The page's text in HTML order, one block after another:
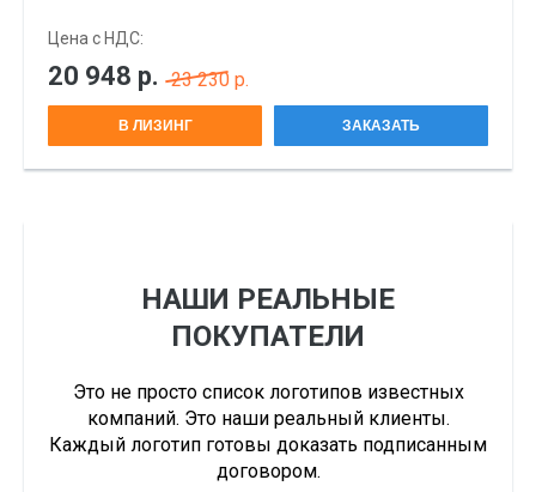
Цена с НДС:
20 948 р. 23 230 р.
В ЛИЗИНГ ЗАКАЗАТЬ
НАШИ РЕАЛЬНЫЕ
ПОКУПАТЕЛИ
Это не просто список логотипов известных
компаний. Это наши реальный клиенты.
Каждый логотип готовы доказать подписанным
договором.